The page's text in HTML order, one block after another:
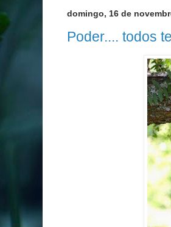
domingo, 16 de
Poder.... todos